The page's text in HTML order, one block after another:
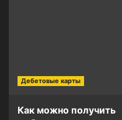
Дебетовые карты
Как можно получить